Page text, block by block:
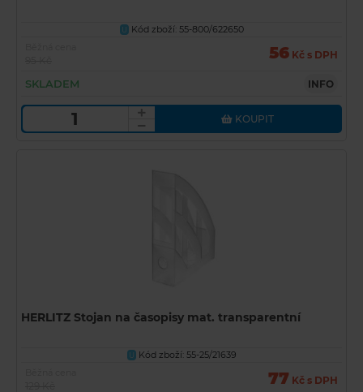
U Kód zboží: 55-800/622650
56 Kč s DPH
SKLADEM INFO
KOUPIT
HERLITZ Stojan na časopisy mat. transparentní
U Kód zboží: 55-25/21639
77 Kč s DPH